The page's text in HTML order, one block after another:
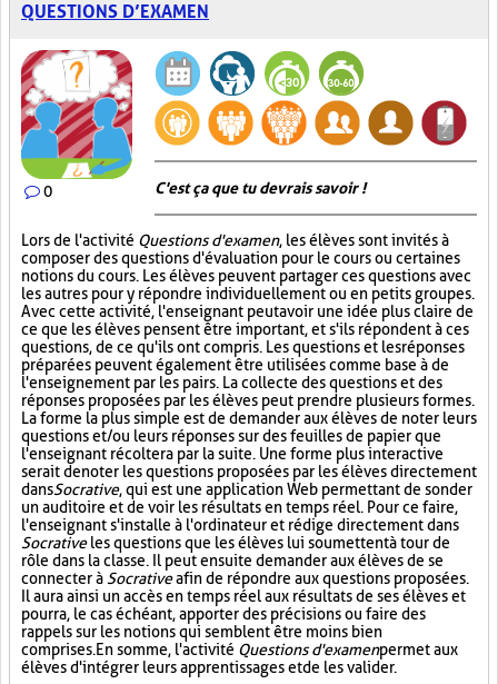
QUESTIONS D’EXAMEN
0 C'est ça que tu devrais savoir !
Lors de l'activité Questions d'examen, les élèves sont invités à
composer des questions d'évaluation pour le cours ou certaines
notions du cours. Les élèves peuvent partager ces questions avec
les autres pour y répondre individuellement ou en petits groupes.
Avec cette activité, l'enseignant peut avoir une idée plus claire de
ce que les élèves pensent être important, et s'ils répondent à ces
questions, de ce qu'ils ont compris. Les questions et les réponses
préparées peuvent également être utilisées comme base à de
l'enseignement par les pairs. La collecte des questions et des
réponses proposées par les élèves peut prendre plusieurs formes.
La forme la plus simple est de demander aux élèves de noter leurs
questions et/ou leurs réponses sur des feuilles de papier que
l'enseignant récoltera par la suite. Une forme plus interactive
serait de noter les questions proposées par les élèves directement
dansSocrative, qui est une application Web permettant de sonder
un auditoire et de voir les résultats en temps réel. Pour ce faire,
l'enseignant s'installe à l'ordinateur et rédige directement dans
Socrativeles questions que les élèves lui soumettent à tour de
rôle dans la classe. Il peut ensuite demander aux élèves de se
connecter à Socrativeafin de répondre aux questions proposées.
Il aura ainsi un accès en temps réel aux résultats de ses élèves et
pourra, le cas échéant, apporter des précisions ou faire des
rappels sur les notions qui semblent être moins bien
comprises. En somme, l'activité Questions d'examenpermet aux
élèves d'intégrer leurs apprentissages et de les valider.